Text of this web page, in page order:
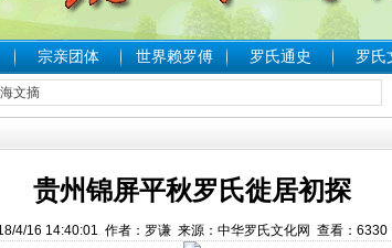
宗亲团体 世界赖罗傅 罗氏通史 罗氏
文摘
贵州锦屏平秋罗氏徙居初探
4/16 14:40:01 作者：罗谦 来源：中华罗氏文化网 查看： 6330